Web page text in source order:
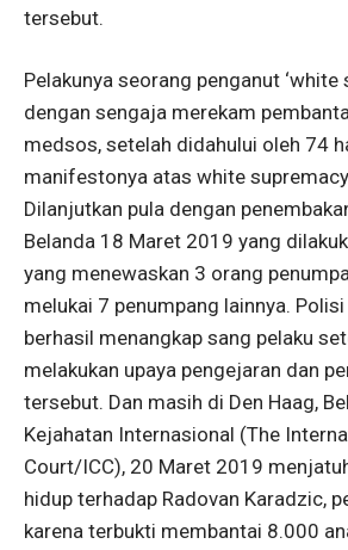
tersebut.
Pelakunya seorang penganut ‘white
dengan sengaja merekam
medsos, setelah didahului oleh 74
manifestonya atas white
Dilanjutkan pula dengan
Belanda 18 Maret 2019 yang
yang menewaskan 3 orang
melukai 7 penumpang lainnya.
berhasil menangkap sang pelaku
melakukan upaya pengejaran dan
tersebut. Dan masih di Den Haag,
Kejahatan Internasional (The
Court/ICC), 20 Maret 2019
hidup terhadap Radovan Karadzic,
karena terbukti membantai 8.000